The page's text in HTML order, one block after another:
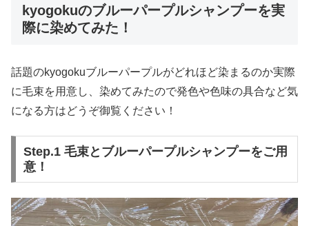
kyogokuのブルーパープルシャンプーを実
際に染めてみた！
話題のkyogokuブルーパープルがどれほど染まるのか実際
に毛束を用意し、染めてみたので発色や色味の具合など気
になる方はどうぞ御覧ください！
Step.1 毛束とブルーパープルシャンプーをご用
意！